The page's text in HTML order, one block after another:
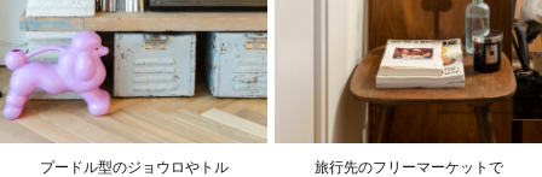
プードル型のジョウロやトル
旅行先のフリーマーケットで